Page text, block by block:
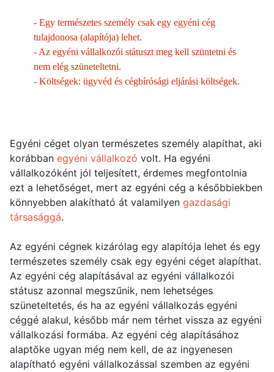
-Egy természetes személy csak egy egyéni cég
tulajdonosa (alapítója) lehet.
-Az egyéni vállalkozói státuszt meg kell szüntetni és
nem elég szüneteltetni.
-Költségek: ügyvéd és cégbírósági eljárási költségek.
Egyéni céget olyan természetes személy alapíthat, aki
korábban egyéni vállalkozó volt. Ha egyéni
vállalkozóként jól teljesített, érdemes megfontolnia
ezt a lehetőséget, mert az egyéni cég a későbbiekben
könnyebben alakítható át valamilyen gazdasági
társasággá.
Az egyéni cégnek kizárólag egy alapítója lehet és egy
természetes személy csak egy egyéni céget alapíthat.
Az egyéni cég alapításával az egyéni vállalkozói
státusz azonnal megszűnik, nem lehetséges
szüneteltetés, és ha az egyéni vállalkozás egyéni
céggé alakul, később már nem térhet vissza az egyéni
vállalkozási formába. Az egyéni cég alapításához
alaptőke ugyan még nem kell, de az ingyenesen
alapítható egyéni vállalkozással szemben az egyéni